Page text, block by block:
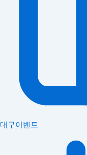
대구이벤트